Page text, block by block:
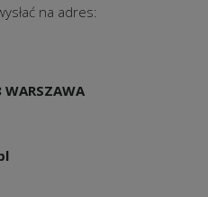
na adres: